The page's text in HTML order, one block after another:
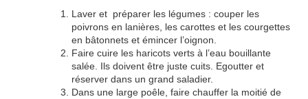
Laver et préparer les légumes : couper les
poivrons en lanières, les carottes et les courgettes
en bâtonnets et émincer l’oignon.
Faire cuire les haricots verts à l’eau bouillante
salée. Ils doivent être juste cuits. Egoutter et
réserver dans un grand saladier.
Dans une large poêle, faire chauffer la moitié de